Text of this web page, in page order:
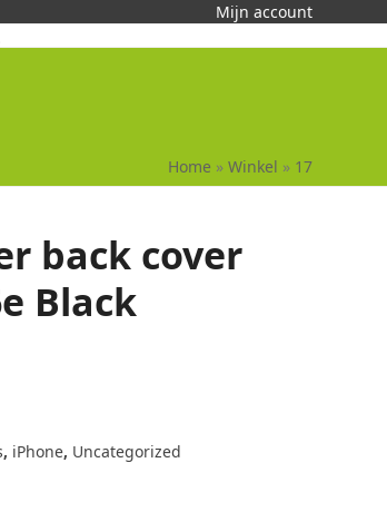
Mijn account
Home » Winkel » 17
back cover
Black
, iPhone, Uncategorized